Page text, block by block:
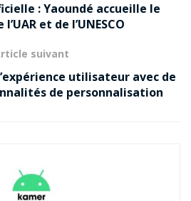
: Yaoundé accueille le
et de l’UNESCO
suivant
utilisateur avec de
de personnalisation